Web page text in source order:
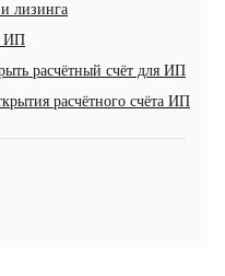
лизинга
ИП
расчётный счёт для ИП
расчётного счёта ИП